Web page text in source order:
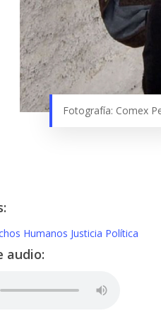
Fotografía: Comex
Humanos Justicia Política
audio: